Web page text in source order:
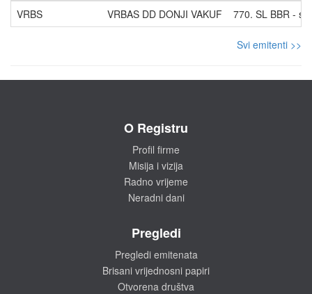
VRBS
VRBAS DD DONJI VAKUF 770. SL BBR -
Svi emitenti >>
O Registru
Profil firme
Misija i vizija
Radno vrijeme
Neradni dani
Pregledi
Pregledi emitenata
Brisani vrijednosni papiri
Otvorena društva